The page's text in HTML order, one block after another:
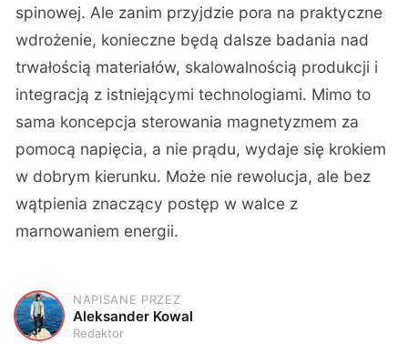
spinowej. Ale zanim przyjdzie pora na praktyczne
wdrożenie, konieczne będą dalsze badania nad
trwałością materiałów, skalowalnością produkcji i
integracją z istniejącymi technologiami. Mimo to
sama koncepcja sterowania magnetyzmem za
pomocą napięcia, a nie prądu, wydaje się krokiem
w dobrym kierunku. Może nie rewolucja, ale bez
wątpienia znaczący postęp w walce z
marnowaniem energii.
A
NAPISANE PRZEZ
Aleksander Kowal
Redaktor